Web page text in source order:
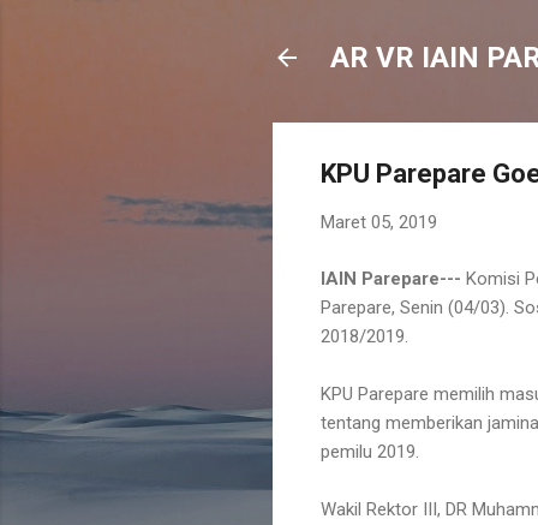
AR VR IAIN
KPU Parepare
Maret 05, 2019
IAIN Parepare--- Komisi
Parepare, Senin (04/03).
2018/2019.
KPU Parepare memilih
tentang memberikan
pemilu 2019.
Wakil Rektor III, DR